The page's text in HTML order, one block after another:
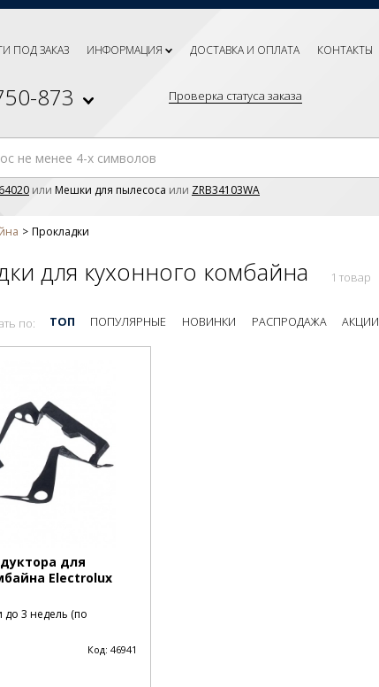
ПОД ЗАКАЗ ИНФОРМАЦИЯ ДОСТАВКА И ОПЛАТА КОНТАКТЫ
873 Проверка статуса заказа
или Мешки для пылесоса или ZRB34103WA
Прокладки
для кухонного комбайна 1 товар
по: ТОП ПОПУЛЯРНЫЕ НОВИНКИ РАСПРОДАЖА АКЦИИ
для
Electrolux
до 3 недель (по
Код: 46941